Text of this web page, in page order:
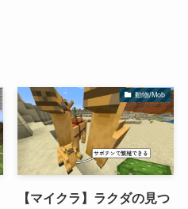
動物/Mob
【マイクラ】ラクダの見つ